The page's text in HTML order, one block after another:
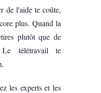
de l'aide te coûte,
plus. Quand la
plutôt que de
télétravail te
les experts et les